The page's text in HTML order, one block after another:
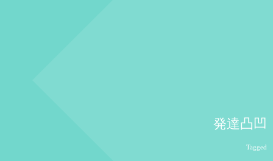
発達凸凹
Tagged